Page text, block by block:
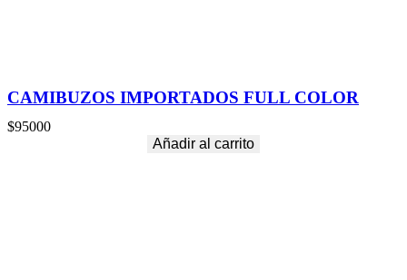
CAMIBUZOS IMPORTADOS FULL COLOR
$95000
Añadir al carrito